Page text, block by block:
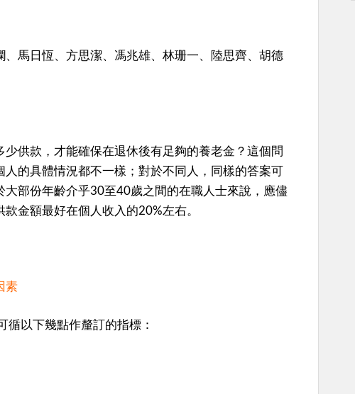
馬日恆、方思潔、馮兆雄、林珊一、陸思齊、胡德
供款，才能確保在退休後有足夠的養老金？這個問
人的具體情況都不一樣；對於不同人，同樣的答案可
大部份年齡介乎30至40歲之間的在職人士來說，應儘
款金額最好在個人收入的20%左右。
素
循以下幾點作釐訂的指標：